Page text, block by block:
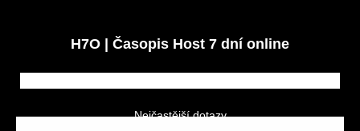
H7O | Časopis Host 7 dní online
Nejčastější dotazy